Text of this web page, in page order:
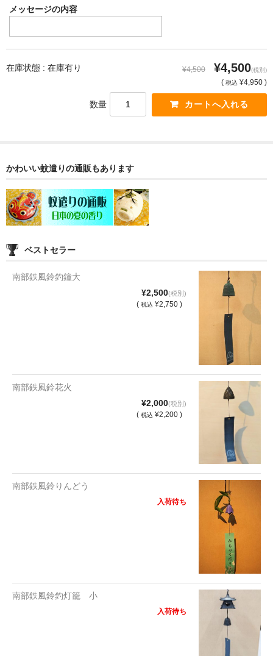
メッセージの内容
在庫状態 : 在庫有り ¥4,500 ¥4,500(税別)
( 税込 ¥4,950 )
数量
かわいい蚊遣りの通販もあります
ベストセラー
南部鉄風鈴釣鐘大
¥2,500(税別)
( 税込 ¥2,750 )
南部鉄風鈴花火
¥2,000(税別)
( 税込 ¥2,200 )
南部鉄風鈴りんどう
入荷待ち
南部鉄風鈴釣灯籠 小
入荷待ち